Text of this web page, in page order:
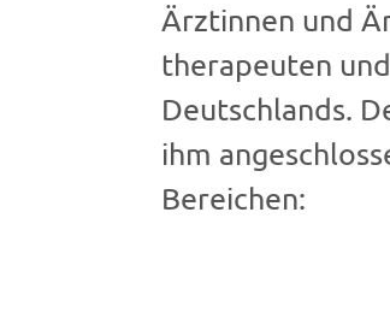
Ärztinnen und
therapeuten
Deutschlands.
ihm
Bereichen: